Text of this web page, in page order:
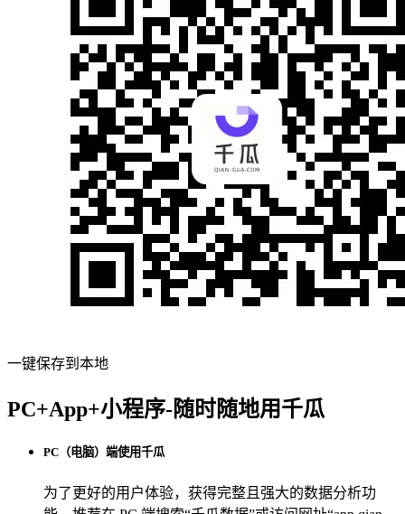
一键保存到本地
PC+App+小程序-随时随地用千瓜
PC（电脑）端使用千瓜
为了更好的用户体验，获得完整且强大的数据分析功